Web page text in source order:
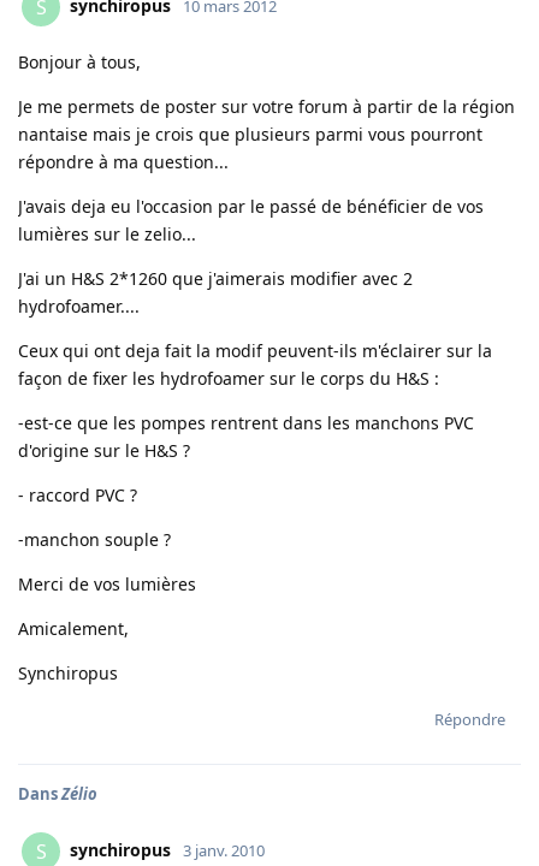
S synchiropus 10 mars 2012
Bonjour à tous,
Je me permets de poster sur votre forum à partir de la région
nantaise mais je crois que plusieurs parmi vous pourront
répondre à ma question...
J'avais deja eu l'occasion par le passé de bénéficier de vos
lumières sur le zelio...
J'ai un H&S 2*1260 que j'aimerais modifier avec 2
hydrofoamer....
Ceux qui ont deja fait la modif peuvent-ils m'éclairer sur la
façon de fixer les hydrofoamer sur le corps du H&S :
-est-ce que les pompes rentrent dans les manchons PVC
d'origine sur le H&S ?
- raccord PVC ?
-manchon souple ?
Merci de vos lumières
Amicalement,
Synchiropus
Répondre
DansZélio
S synchiropus 3 janv. 2010